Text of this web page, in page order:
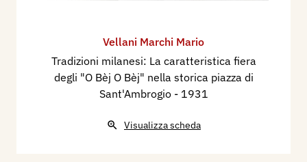
Vellani Marchi Mario
Tradizioni milanesi: La caratteristica fiera
degli "O Bèj O Bèj" nella storica piazza di
Sant'Ambrogio - 1931
Visualizza scheda